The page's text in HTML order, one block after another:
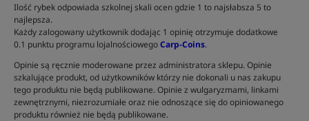
Ilość rybek odpowiada szkolnej skali ocen gdzie 1 to najsłabsza 5 to
najlepsza.
Każdy zalogowany użytkownik dodając 1 opinię otrzymuje dodatkowe
0.1 punktu programu lojalnościowegoCarp-Coins.
Opinie są ręcznie moderowane przez administratora sklepu. Opinie
szkalujące produkt, od użytkowników którzy nie dokonali u nas zakupu
tego produktu nie będą publikowane. Opinie z wulgaryzmami, linkami
zewnętrznymi, niezrozumiałe oraz nie odnoszące się do opiniowanego
produktu również nie będą publikowane.